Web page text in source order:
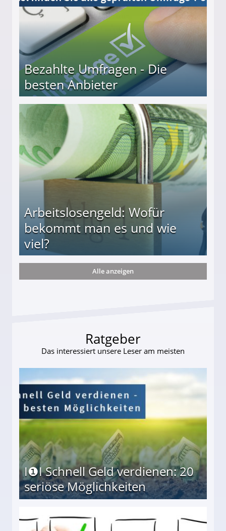
Bezahlte Umfragen - Die
besten Anbieter
Arbeitslosengeld: Wofür
bekommt man es und wie
viel?
und wie viel?
Alle anzeigen
Ratgeber
Das interessiert unsere Leser am meisten
I❶I Schnell Geld verdienen: 20
seriöse Möglichkeiten